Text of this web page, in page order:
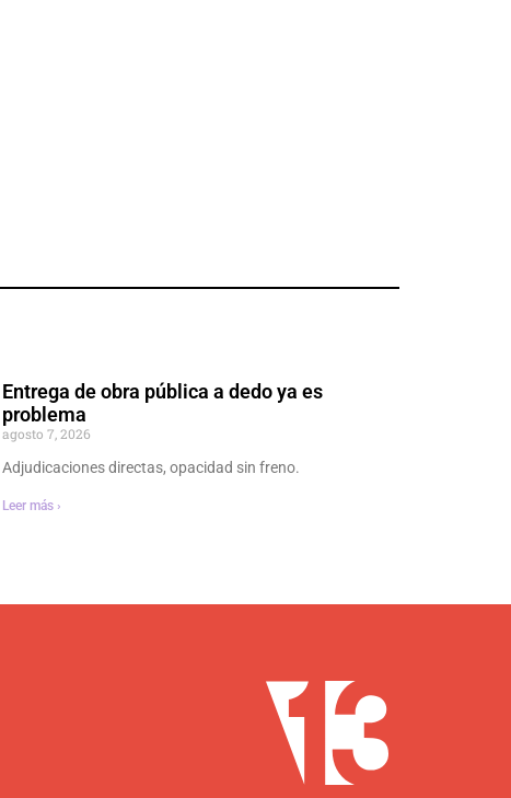
Entrega de obra pública a dedo ya es
problema
agosto 7, 2026
Adjudicaciones directas, opacidad sin freno.
Leer más ›